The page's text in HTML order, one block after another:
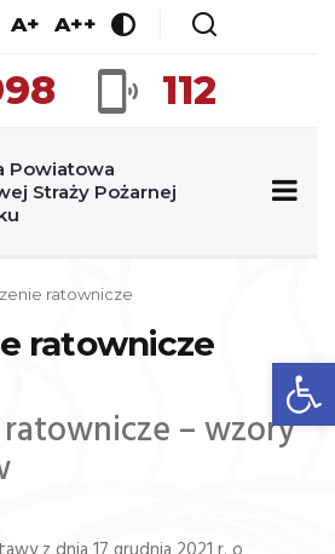
A+ A++
112
Powiatowa
Straży Pożarnej
ratownicze
ratownicze
– wzory